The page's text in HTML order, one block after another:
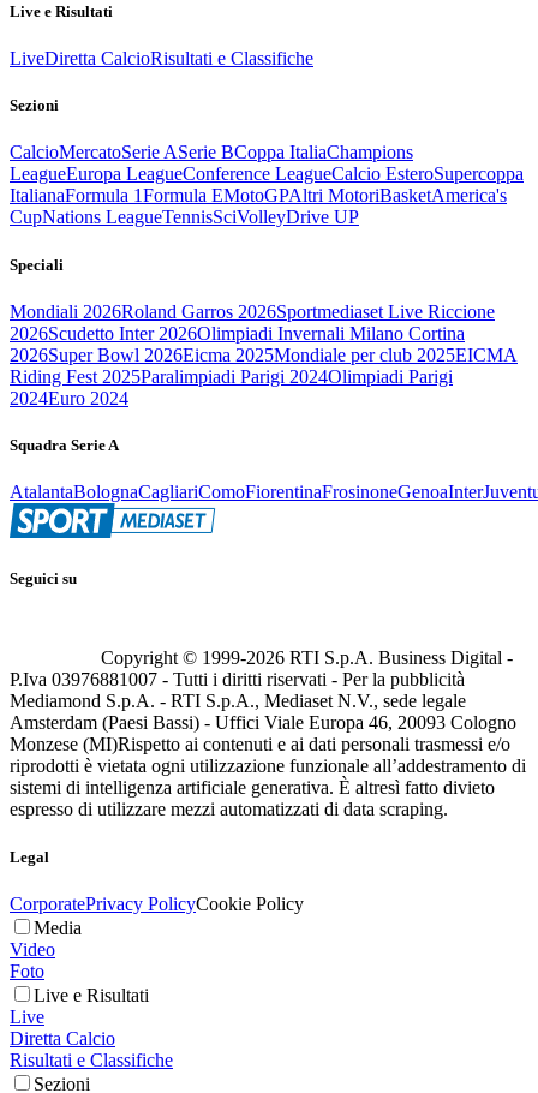
Live e Risultati
LiveDiretta CalcioRisultati e Classifiche
Sezioni
CalcioMercatoSerie ASerie BCoppa ItaliaChampions
LeagueEuropa LeagueConference LeagueCalcio EsteroSupercoppa
ItalianaFormula 1Formula EMotoGPAltri MotoriBasketAmerica's
CupNations LeagueTennisSciVolleyDrive UP
Speciali
Mondiali 2026Roland Garros 2026Sportmediaset Live Riccione
2026Scudetto Inter 2026Olimpiadi Invernali Milano Cortina
2026Super Bowl 2026Eicma 2025Mondiale per club 2025EICMA
Riding Fest 2025Paralimpiadi Parigi 2024Olimpiadi Parigi
2024Euro 2024
Squadra Serie A
AtalantaBolognaCagliariComoFiorentinaFrosinoneGenoaInter
Seguici su
Copyright © 1999-2026 RTI S.p.A. Business Digital -
P.Iva 03976881007 - Tutti i diritti riservati - Per la pubblicità
Mediamond S.p.A. - RTI S.p.A., Mediaset N.V., sede legale
Amsterdam (Paesi Bassi) - Uffici Viale Europa 46, 20093 Cologno
Monzese (MI)Rispetto ai contenuti e ai dati personali trasmessi e/o
riprodotti è vietata ogni utilizzazione funzionale all’addestramento di
sistemi di intelligenza artificiale generativa. È altresì fatto divieto
espresso di utilizzare mezzi automatizzati di data scraping.
Legal
CorporatePrivacy PolicyCookie Policy
Media
Video
Foto
Live e Risultati
Live
Diretta Calcio
Risultati e Classifiche
Sezioni